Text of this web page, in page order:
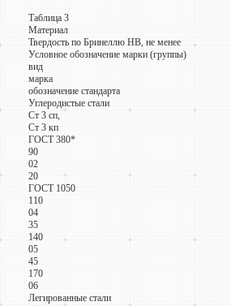
Таблица 3
Материал
Твердость по Бринеллю НВ, не менее
Условное обозначение марки (группы)
вид
марка
обозначение стандарта
Углеродистые стали
Ст 3 сп,
Ст 3 кп
ГОСТ 380*
90
02
20
ГОСТ 1050
110
04
35
140
05
45
170
06
Легированные стали